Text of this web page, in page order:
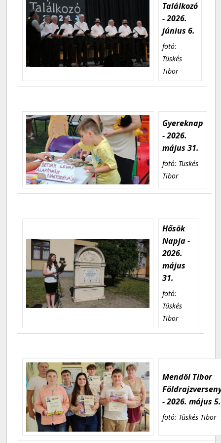
Találkozó
- 2026.
június 6.
fotó:
Tüskés
Tibor
Gyereknap
- 2026.
május 31.
fotó: Tüskés
Tibor
Hősök
Napja -
2026.
május
31.
fotó:
Tüskés
Tibor
Mendöl Tibor
- 2026. május 5.
fotó: Tüskés Tibor